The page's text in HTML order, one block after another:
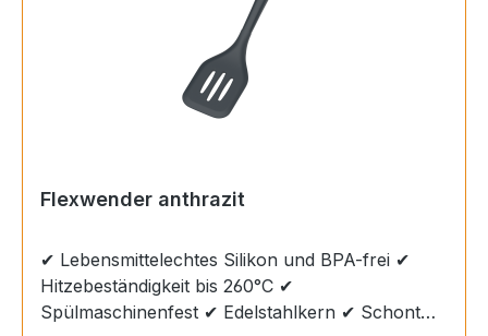
Flexwender anthrazit
✔ Lebensmittelechtes Silikon und BPA-frei ✔
Hitzebeständigkeit bis 260°C ✔
Spülmaschinenfest ✔ Edelstahlkern ✔ Schont